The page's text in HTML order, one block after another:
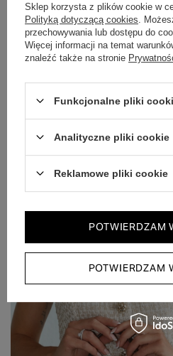
Szybka wysyłka
Dbamy o doświadczenie
NOWOŚĆ
Sklep korzysta z plików cookie w
Polityką dotyczącą cookies .
przechowywania lub dostępu do
Więcej informacji na temat
znaleźć także na stronie
Funkcjonalne pliki
Analityczne pliki cookie
Reklamowe pliki cookie
POTWIERDZAM
POTWIERDZAM